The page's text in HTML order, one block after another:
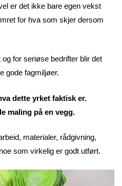
er det ikke bare egen vekst
for hva som skjer dersom
for seriøse bedrifter blir det
gode fagmiljøer.
dette yrket faktisk er.
maling på en vegg.
materialer, rådgivning,
som virkelig er godt utført.